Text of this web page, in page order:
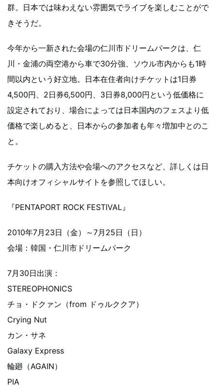
群。日本では味わえない雰囲気でライブを楽しむことがで
きそうだ。
今年から一新された会場の仁川市ドリームパークは、仁
川・金浦の両空港から車で30分強、ソウル市内からも1時
間以内という好立地。日本在住者向けチケットは1日券
4,500円、2日券6,500円、3日券8,000円という低価格に
設定されており、場合によっては日本国内のフェスより低
価格で楽しめると、日本からの参加者も年々増加中とのこ
と。
チケットの購入方法や会場へのアクセスなど、詳しくは日
本向けオフィシャルサイトを参照してほしい。
『PENTAPORT ROCK FESTIVAL』
2010年7月23日（金）～7月25日（日）
会場：韓国・仁川市ドリームパーク
7月30日出演：
STEREOPHONICS
チョ・ドクァン（from ドゥルククア）
Crying Nut
カン・サネ
Galaxy Express
輪廻（AGAIN）
PIA